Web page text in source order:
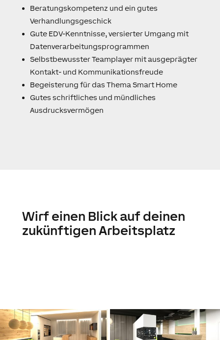
Beratungskompetenz und ein gutes
Verhandlungsgeschick
Gute EDV-Kenntnisse, versierter Umgang mit
Datenverarbeitungsprogrammen
Selbstbewusster Teamplayer mit ausgeprägter
Kontakt- und Kommunikationsfreude
Begeisterung für das Thema Smart Home
Gutes schriftliches und mündliches
Ausdrucksvermögen
Wirf einen Blick auf deinen
zukünftigen Arbeitsplatz